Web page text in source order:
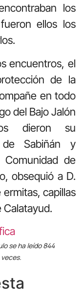
los
ellos los
encuentros, el
de la
en todo
del Bajo Jalón
dieron su
Sabiñán y
de
obsequió a D.
capillas
Calatayud.
se ha leído 844
veces.